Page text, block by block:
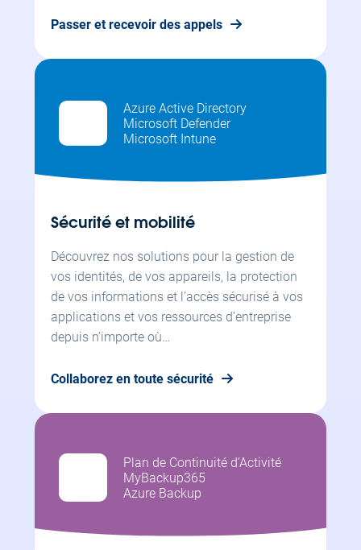
Passer et recevoir des appels
Azure Active Directory
Microsoft Defender
Microsoft Intune
Sécurité et mobilité
Découvrez nos solutions pour la gestion de
vos identités, de vos appareils, la protection
de vos informations et l’accès sécurisé à vos
applications et vos ressources d’entreprise
depuis n’importe où…
Collaborez en toute sécurité
Plan de Continuité d’Activité
MyBackup365
Azure Backup